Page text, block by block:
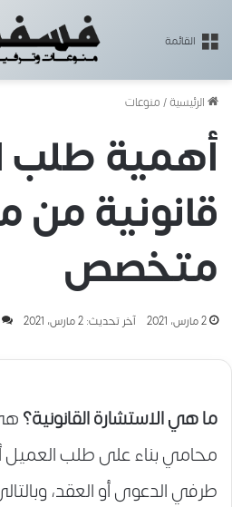
القائمة
الرئيسية/منوعات
أهمية طلب
قانونية
متخصص
2 مارس، 2021 آخر تحديث: 2 مارس، 2021
ما هي الاستشارة القانونية؟
محامي بناء على طلب
طرفي الدعوى أو العقد،